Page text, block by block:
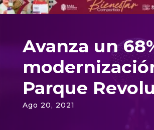
de
vídeo
Avanza un
Parque
Ago 20, 2021